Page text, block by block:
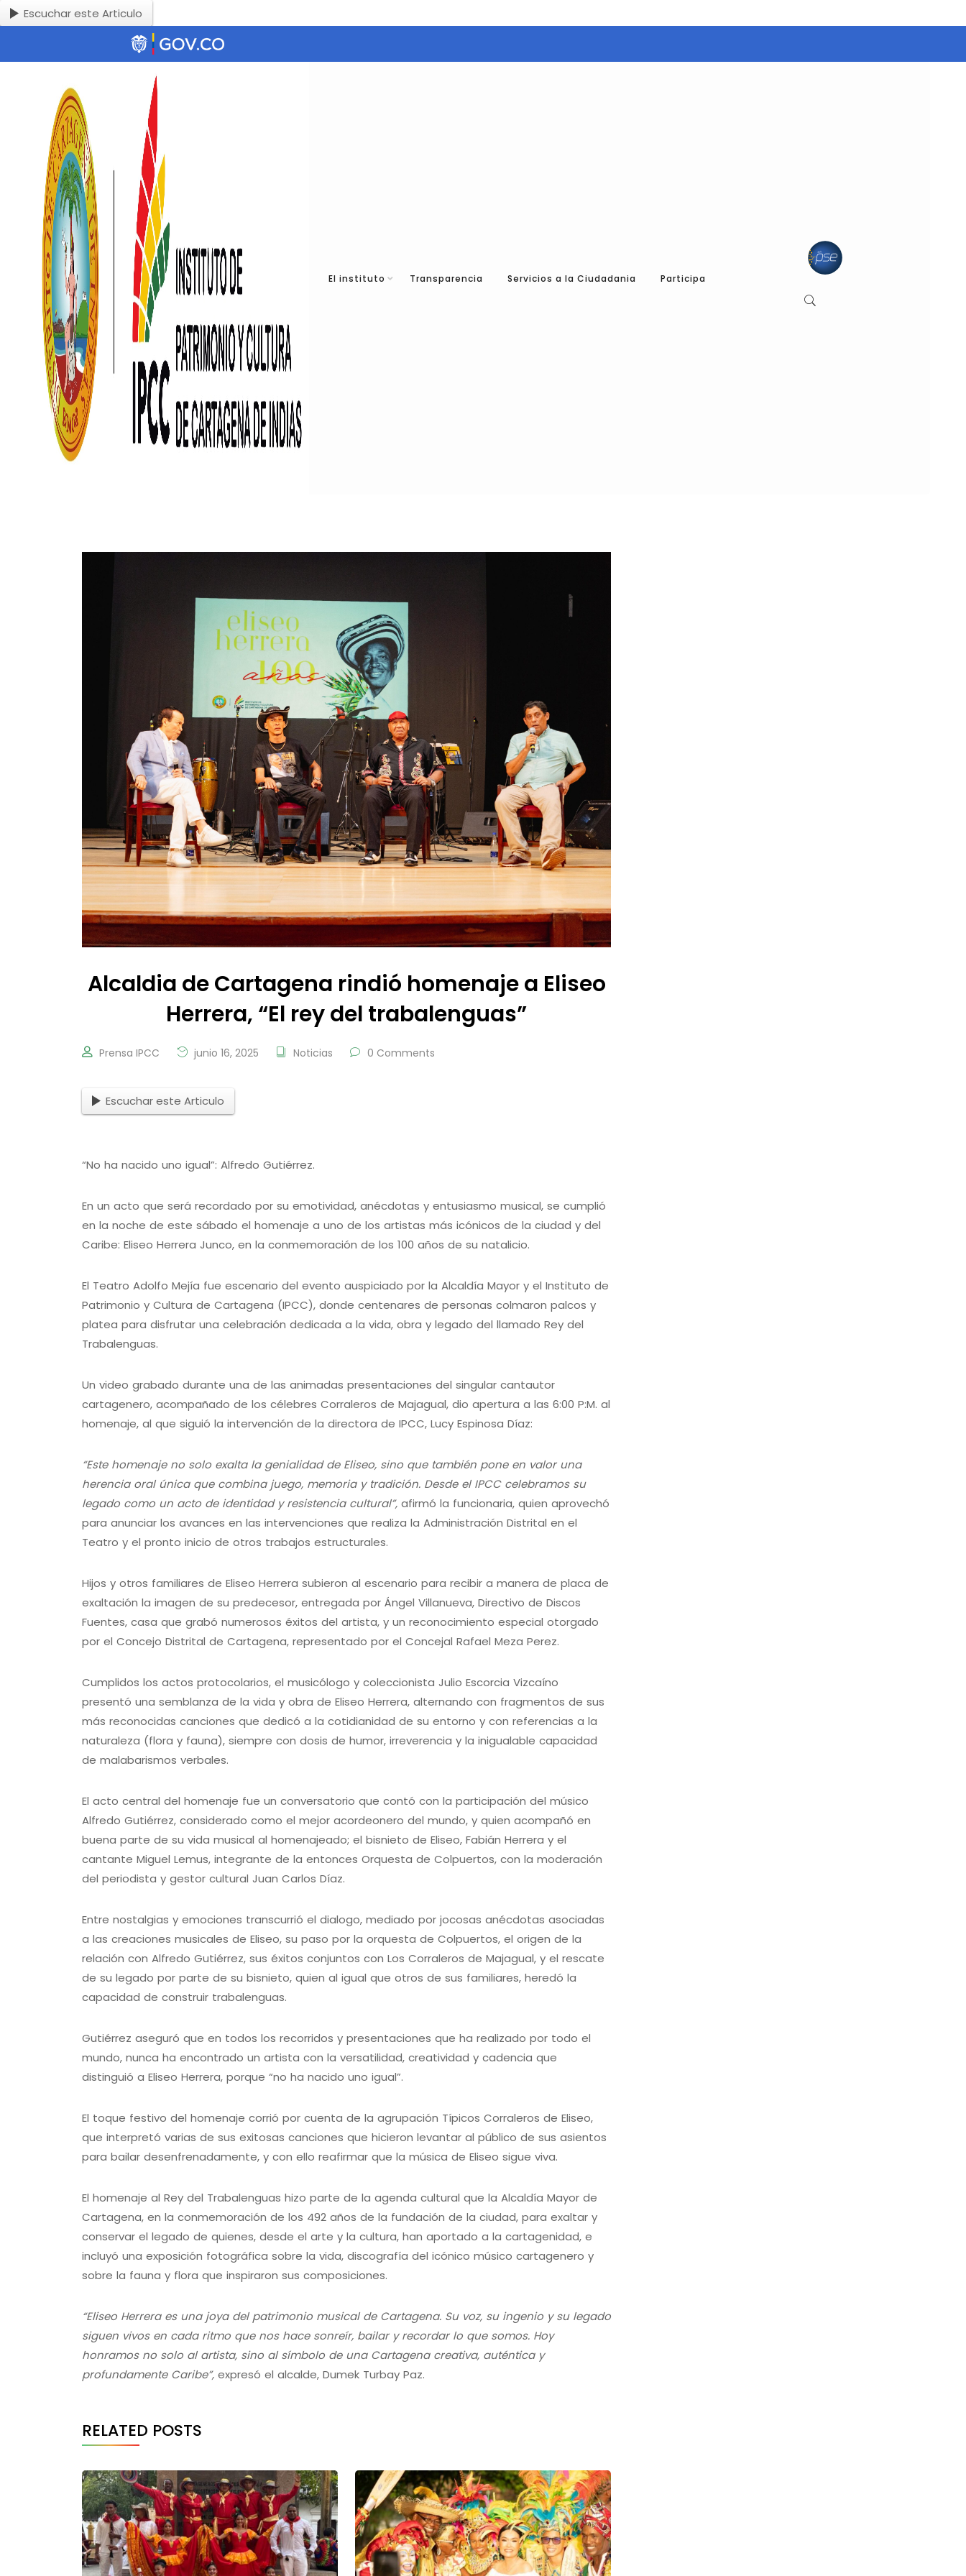
Escuchar este Articulo
El instituto Transparencia Servicios a la Ciudadania Participa
Alcaldia de Cartagena rindió homenaje a Eliseo
Herrera, “El rey del trabalenguas”
Prensa IPCC junio 16, 2025 Noticias 0 Comments
Escuchar este Articulo
“No ha nacido uno igual”: Alfredo Gutiérrez.
En un acto que será recordado por su emotividad, anécdotas y entusiasmo musical, se cumplió
en la noche de este sábado el homenaje a uno de los artistas más icónicos de la ciudad y del
Caribe: Eliseo Herrera Junco, en la conmemoración de los 100 años de su natalicio.
El Teatro Adolfo Mejía fue escenario del evento auspiciado por la Alcaldía Mayor y el Instituto de
Patrimonio y Cultura de Cartagena (IPCC), donde centenares de personas colmaron palcos y
platea para disfrutar una celebración dedicada a la vida, obra y legado del llamado Rey del
Trabalenguas.
Un video grabado durante una de las animadas presentaciones del singular cantautor
cartagenero, acompañado de los célebres Corraleros de Majagual, dio apertura a las 6:00 P:M. al
homenaje, al que siguió la intervención de la directora de IPCC, Lucy Espinosa Díaz:
“Este homenaje no solo exalta la genialidad de Eliseo, sino que también pone en valor una
herencia oral única que combina juego, memoria y tradición. Desde el IPCC celebramos su
legado como un acto de identidad y resistencia cultural”, afirmó la funcionaria, quien aprovechó
para anunciar los avances en las intervenciones que realiza la Administración Distrital en el
Teatro y el pronto inicio de otros trabajos estructurales.
Hijos y otros familiares de Eliseo Herrera subieron al escenario para recibir a manera de placa de
exaltación la imagen de su predecesor, entregada por Ángel Villanueva, Directivo de Discos
Fuentes, casa que grabó numerosos éxitos del artista, y un reconocimiento especial otorgado
por el Concejo Distrital de Cartagena, representado por el Concejal Rafael Meza Perez.
Cumplidos los actos protocolarios, el musicólogo y coleccionista Julio Escorcia Vizcaíno
presentó una semblanza de la vida y obra de Eliseo Herrera, alternando con fragmentos de sus
más reconocidas canciones que dedicó a la cotidianidad de su entorno y con referencias a la
naturaleza (flora y fauna), siempre con dosis de humor, irreverencia y la inigualable capacidad
de malabarismos verbales.
El acto central del homenaje fue un conversatorio que contó con la participación del músico
Alfredo Gutiérrez, considerado como el mejor acordeonero del mundo, y quien acompañó en
buena parte de su vida musical al homenajeado; el bisnieto de Eliseo, Fabián Herrera y el
cantante Miguel Lemus, integrante de la entonces Orquesta de Colpuertos, con la moderación
del periodista y gestor cultural Juan Carlos Díaz.
Entre nostalgias y emociones transcurrió el dialogo, mediado por jocosas anécdotas asociadas
a las creaciones musicales de Eliseo, su paso por la orquesta de Colpuertos, el origen de la
relación con Alfredo Gutiérrez, sus éxitos conjuntos con Los Corraleros de Majagual, y el rescate
de su legado por parte de su bisnieto, quien al igual que otros de sus familiares, heredó la
capacidad de construir trabalenguas.
Gutiérrez aseguró que en todos los recorridos y presentaciones que ha realizado por todo el
mundo, nunca ha encontrado un artista con la versatilidad, creatividad y cadencia que
distinguió a Eliseo Herrera, porque “no ha nacido uno igual”.
El toque festivo del homenaje corrió por cuenta de la agrupación Típicos Corraleros de Eliseo,
que interpretó varias de sus exitosas canciones que hicieron levantar al público de sus asientos
para bailar desenfrenadamente, y con ello reafirmar que la música de Eliseo sigue viva.
El homenaje al Rey del Trabalenguas hizo parte de la agenda cultural que la Alcaldía Mayor de
Cartagena, en la conmemoración de los 492 años de la fundación de la ciudad, para exaltar y
conservar el legado de quienes, desde el arte y la cultura, han aportado a la cartagenidad, e
incluyó una exposición fotográfica sobre la vida, discografía del icónico músico cartagenero y
sobre la fauna y flora que inspiraron sus composiciones.
“Eliseo Herrera es una joya del patrimonio musical de Cartagena. Su voz, su ingenio y su legado
siguen vivos en cada ritmo que nos hace sonreír, bailar y recordar lo que somos. Hoy
honramos no solo al artista, sino al símbolo de una Cartagena creativa, auténtica y
profundamente Caribe”, expresó el alcalde, Dumek Turbay Paz.
RELATED POSTS